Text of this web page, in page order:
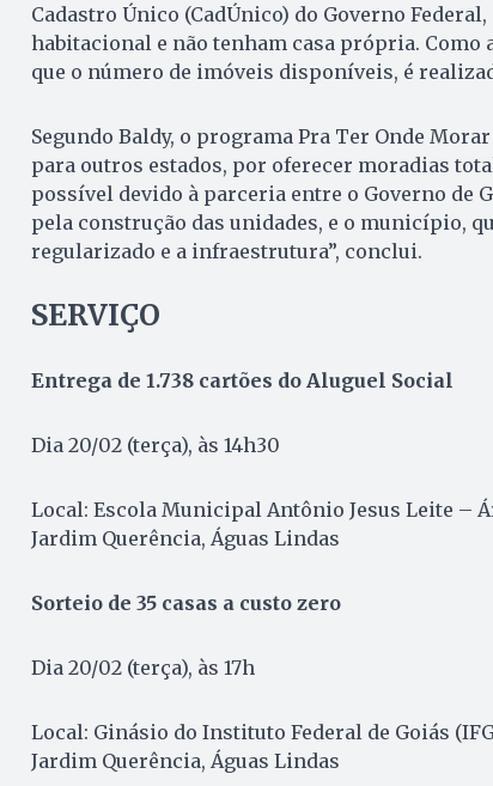
Cadastro Único (CadÚnico) do Governo
habitacional e não tenham casa própria. Como
que o número de imóveis disponíveis, é
Segundo Baldy, o programa Pra Ter Onde
para outros estados, por oferecer moradias
possível devido à parceria entre o Governo de
pela construção das unidades, e o município,
regularizado e a infraestrutura”, conclui.
SERVIÇO
Entrega de 1.738 cartões do Aluguel Social
Dia 20/02 (terça), às 14h30
Local: Escola Municipal Antônio Jesus Leite –
Jardim Querência, Águas Lindas
Sorteio de 35 casas a custo zero
Dia 20/02 (terça), às 17h
Local: Ginásio do Instituto Federal de Goiás
Jardim Querência, Águas Lindas